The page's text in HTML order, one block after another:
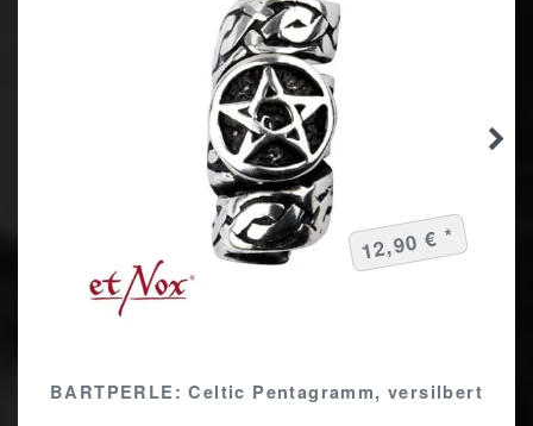
BARTPERLE: Celtic Pentagramm, versilbert
12,90 € *